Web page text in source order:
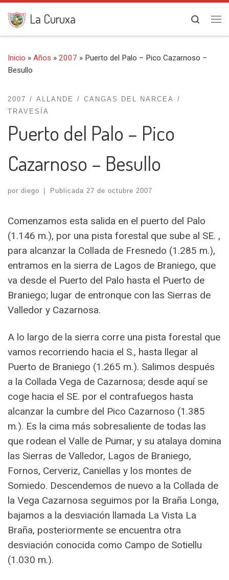
Saltar al contenido
La Curuxa
Search
Inicio » Años » 2007 » Puerto del Palo – Pico Cazarnoso –
Besullo
2007 ALLANDE
CANGAS DEL NARCEA
TRAVESÍA
Puerto del Palo – Pico
Cazarnoso – Besullo
por diego Publicada 27 de octubre 2007
Comenzamos esta salida en el puerto del Palo
(1.146 m.), por una pista forestal que sube al SE. ,
para alcanzar la Collada de Fresnedo (1.285 m.),
entramos en la sierra de Lagos de Braniego, que
va desde el Puerto del Palo hasta el Puerto de
Braniego; lugar de entronque con las Sierras de
Valledor y Cazarnosa.
A lo largo de la sierra corre una pista forestal que
vamos recorriendo hacia el S., hasta llegar al
Puerto de Braniego (1.265 m.). Salimos después
a la Collada Vega de Cazarnosa; desde aquí se
coge hacia el SE. por el contrafuegos hasta
alcanzar la cumbre del Pico Cazarnoso (1.385
m.). Es la cima más sobresaliente de todas las
que rodean el Valle de Pumar, y su atalaya domina
las Sierras de Valledor, Lagos de Braniego,
Fornos, Cerveriz, Caniellas y los montes de
Somiedo. Descendemos de nuevo a la Collada de
la Vega Cazarnosa seguimos por la Braña Longa,
bajamos a la desviación llamada La Vista La
Braña, posteriormente se encuentra otra
desviación conocida como Campo de Sotiellu
(1.030 m.).